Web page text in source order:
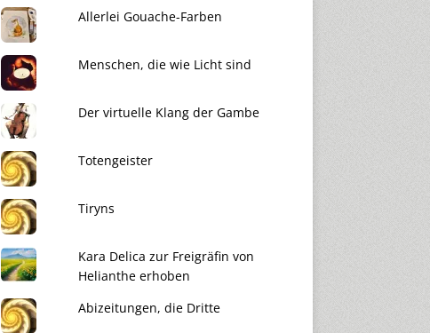
Allerlei Gouache-Farben
Menschen, die wie Licht sind
Der virtuelle Klang der Gambe
Totengeister
Tiryns
Kara Delica zur Freigräfin von
Helianthe erhoben
Abizeitungen, die Dritte